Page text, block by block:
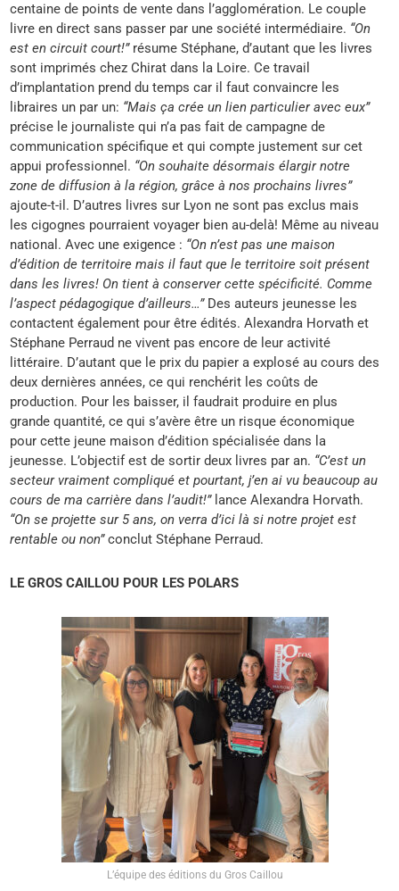
centaine de points de vente dans l’agglomération. Le couple
livre en direct sans passer par une société intermédiaire. “On
est en circuit court!”résume Stéphane, d’autant que les livres
sont imprimés chez Chirat dans la Loire. Ce travail
d’implantation prend du temps car il faut convaincre les
libraires un par un: “Mais ça crée un lien particulier avec eux”
précise le journaliste qui n’a pas fait de campagne de
communication spécifique et qui compte justement sur cet
appui professionnel. “On souhaite désormais élargir notre
zone de diffusion à la région, grâce à nos prochains livres”
ajoute-t-il. D’autres livres sur Lyon ne sont pas exclus mais
les cigognes pourraient voyager bien au-delà! Même au niveau
national. Avec une exigence : “On n’est pas une maison
d’édition de territoire mais il faut que le territoire soit présent
dans les livres! On tient à conserver cette spécificité. Comme
l’aspect pédagogique d’ailleurs…”Des auteurs jeunesse les
contactent également pour être édités. Alexandra Horvath et
Stéphane Perraud ne vivent pas encore de leur activité
littéraire. D’autant que le prix du papier a explosé au cours des
deux dernières années, ce qui renchérit les coûts de
production. Pour les baisser, il faudrait produire en plus
grande quantité, ce qui s’avère être un risque économique
pour cette jeune maison d’édition spécialisée dans la
jeunesse. L’objectif est de sortir deux livres par an. “C’est un
secteur vraiment compliqué et pourtant, j’en ai vu beaucoup au
cours de ma carrière dans l’audit!”lance Alexandra Horvath.
“On se projette sur 5 ans, on verra d’ici là si notre projet est
rentable ou non”conclut Stéphane Perraud.
LE GROS CAILLOU POUR LES POLARS
L’équipe des éditions du Gros Caillou